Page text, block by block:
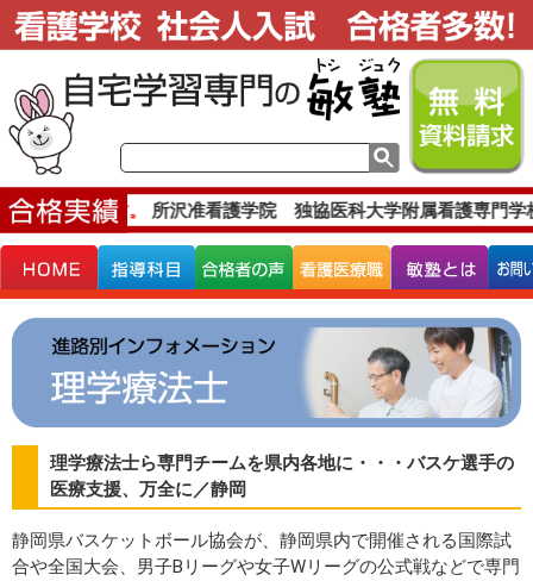
合格実績です。 所沢准看護学院 独協医科大学附属看護専門
理学療法士ら専門チームを県内各地に・・・バスケ選手の
医療支援、万全に／静岡
静岡県バスケットボール協会が、静岡県内で開催される国際試
合や全国大会、男子Bリーグや女子Wリーグの公式戦などで専門